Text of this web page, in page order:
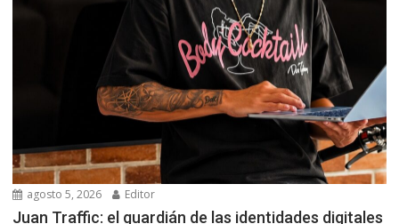
agosto 5, 2026 Editor
Juan Traffic: el guardián de las identidades digitales